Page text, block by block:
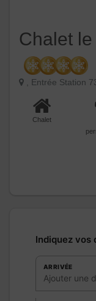
Chalet
, Entrée Station
Chalet
Indiquez vos
ARRIVÉE
Ajouter une